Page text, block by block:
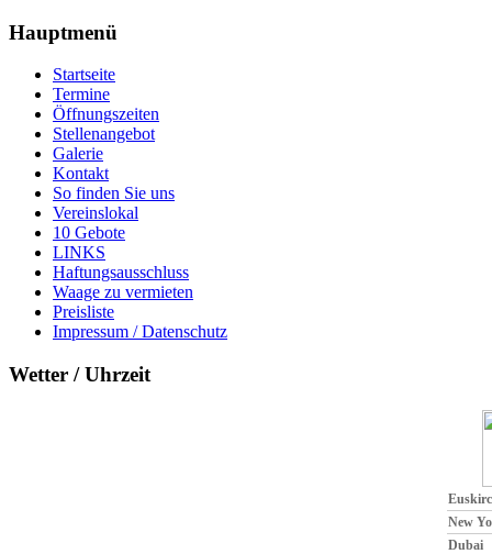
Hauptmenü
Startseite
Termine
Öffnungszeiten
Stellenangebot
Galerie
Kontakt
So finden Sie uns
Vereinslokal
10 Gebote
LINKS
Haftungsausschluss
Waage zu vermieten
Preisliste
Impressum / Datenschutz
Wetter / Uhrzeit
New
Dubai